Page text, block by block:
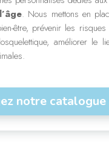
. Nous mettons en
être, prévenir les
améliorer le
notre catalogue